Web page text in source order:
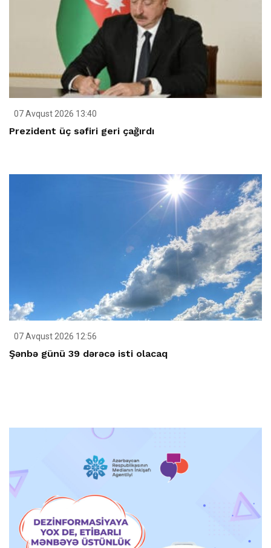
07 Avqust 2026 13:40
Prezident üç səfiri geri çağırdı
07 Avqust 2026 12:56
Şənbə günü 39 dərəcə isti olacaq